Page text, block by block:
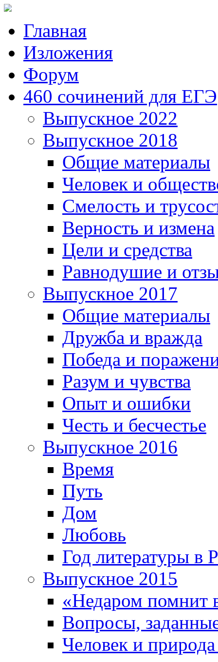
Главная
Изложения
Форум
460 сочинений для ЕГЭ
Выпускное 2022
Выпускное 2018
Общие материалы
Человек и
Смелость и
Верность и измена
Цели и средства
Равнодушие и
Выпускное 2017
Общие материалы
Дружба и вражда
Победа и
Разум и чувства
Опыт и ошибки
Честь и бесчестье
Выпускное 2016
Время
Путь
Дом
Любовь
Год литературы в
Выпускное 2015
«Недаром помнит
Вопросы,
Человек и